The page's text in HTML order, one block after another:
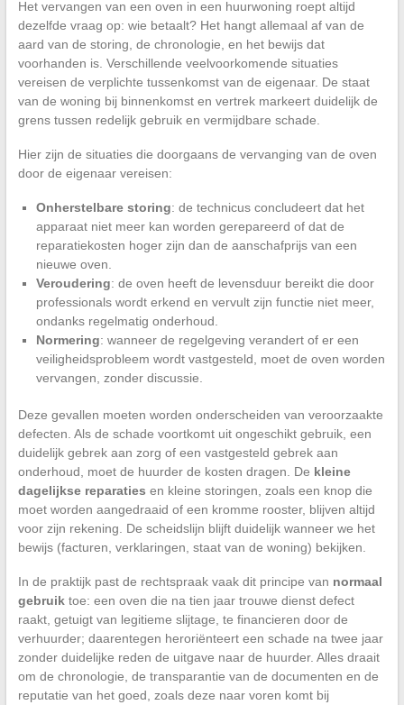
Het vervangen van een oven in een huurwoning roept altijd
dezelfde vraag op: wie betaalt? Het hangt allemaal af van de
aard van de storing, de chronologie, en het bewijs dat
voorhanden is. Verschillende veelvoorkomende situaties
vereisen de verplichte tussenkomst van de eigenaar. De staat
van de woning bij binnenkomst en vertrek markeert duidelijk de
grens tussen redelijk gebruik en vermijdbare schade.
Hier zijn de situaties die doorgaans de vervanging van de oven
door de eigenaar vereisen:
Onherstelbare storing: de technicus concludeert dat het
apparaat niet meer kan worden gerepareerd of dat de
reparatiekosten hoger zijn dan de aanschafprijs van een
nieuwe oven.
Veroudering: de oven heeft de levensduur bereikt die door
professionals wordt erkend en vervult zijn functie niet meer,
ondanks regelmatig onderhoud.
Normering: wanneer de regelgeving verandert of er een
veiligheidsprobleem wordt vastgesteld, moet de oven worden
vervangen, zonder discussie.
Deze gevallen moeten worden onderscheiden van veroorzaakte
defecten. Als de schade voortkomt uit ongeschikt gebruik, een
duidelijk gebrek aan zorg of een vastgesteld gebrek aan
onderhoud, moet de huurder de kosten dragen. De kleine
dagelijkse reparaties en kleine storingen, zoals een knop die
moet worden aangedraaid of een kromme rooster, blijven altijd
voor zijn rekening. De scheidslijn blijft duidelijk wanneer we het
bewijs (facturen, verklaringen, staat van de woning) bekijken.
In de praktijk past de rechtspraak vaak dit principe van normaal
gebruiktoe: een oven die na tien jaar trouwe dienst defect
raakt, getuigt van legitieme slijtage, te financieren door de
verhuurder; daarentegen heroriënteert een schade na twee jaar
zonder duidelijke reden de uitgave naar de huurder. Alles draait
om de chronologie, de transparantie van de documenten en de
reputatie van het goed, zoals deze naar voren komt bij